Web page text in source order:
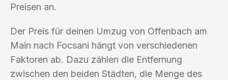
Preisen an.
Der Preis für deinen Umzug von Offenbach am
Main nach Focsani hängt von verschiedenen
Faktoren ab. Dazu zählen die Entfernung
zwischen den beiden Städten, die Menge des